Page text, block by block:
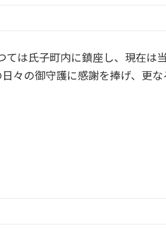
は氏子町内に鎮座し、現在は
々の御守護に感謝を捧げ、更